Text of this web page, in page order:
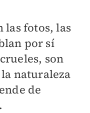
las fotos, las
por sí
son
naturaleza
de